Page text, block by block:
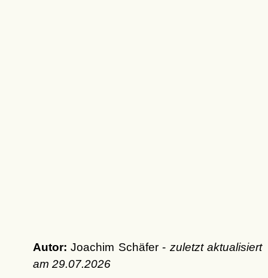
Autor: Joachim Schäfer - zuletzt aktualisiert
am 29.07.2026